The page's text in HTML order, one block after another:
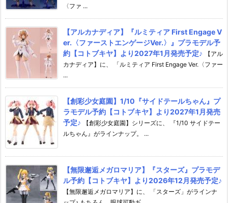
〈ファ ...
【アルカナディア】『ルミティア First Engage V
er.〈ファーストエンゲージVer.〉』プラモデル予
約【コトブキヤ】より2027年1月発売予定♪
【アル
カナディア】に、 「ルミティア First Engage Ver.〈ファー
...
【創彩少女庭園】1/10『サイドテールちゃん』プ
ラモデル予約【コトブキヤ】より2027年1月発売
予定♪
【創彩少女庭園】シリーズに、 『1/10 サイドテー
ルちゃん』がラインナップ。 ...
【無限邂逅メガロマリア】『スターズ』プラモデ
ル予約【コトブキヤ】より2026年12月発売予定♪
【無限邂逅メガロマリア】に、 「スターズ」がラインナ